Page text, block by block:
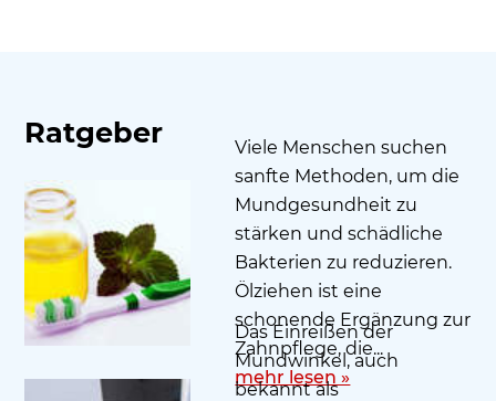
Ratgeber
Viele Menschen suchen
sanfte Methoden, um die
Mundgesundheit zu
stärken und schädliche
Bakterien zu reduzieren.
Ölziehen ist eine
schonende Ergänzung zur
Zahnpflege, die...
mehr lesen »
Das Einreißen der
Mundwinkel, auch
bekannt als